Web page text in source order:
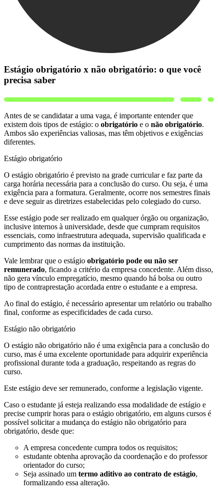
Estágio obrigatório x não obrigatório: o que você
precisa saber
Antes de se candidatar a uma vaga, é importante entender que
existem dois tipos de estágio: o obrigatório e o não obrigatório.
Ambos são experiências valiosas, mas têm objetivos e exigências
diferentes.
Estágio obrigatório
O estágio obrigatório é previsto na grade curricular e faz parte da
carga horária necessária para a conclusão do curso. Ou seja, é uma
exigência para a formatura. Geralmente, ocorre nos semestres finais
e deve seguir as diretrizes estabelecidas pelo colegiado do curso.
Esse estágio pode ser realizado em qualquer órgão ou organização,
inclusive internos à universidade, desde que cumpram requisitos
essenciais, como infraestrutura adequada, supervisão qualificada e
cumprimento das normas da instituição.
Vale lembrar que o estágio obrigatório pode ou não ser
remunerado, ficando a critério da empresa concedente. Além disso,
não gera vínculo empregatício, mesmo quando há bolsa ou outro
tipo de contraprestação acordada entre o estudante e a empresa.
Ao final do estágio, é necessário apresentar um relatório ou trabalho
final, conforme as especificidades de cada curso.
Estágio não obrigatório
O estágio não obrigatório não é uma exigência para a conclusão do
curso, mas é uma excelente oportunidade para adquirir experiência
profissional durante toda a graduação, respeitando as regras do
curso.
Este estágio deve ser remunerado, conforme a legislação vigente.
Caso o estudante já esteja realizando essa modalidade de estágio e
precise cumprir horas para o estágio obrigatório, em alguns cursos é
possível solicitar a mudança do estágio não obrigatório para
obrigatório, desde que:
A empresa concedente cumpra todos os requisitos;
estudante obtenha aprovação da coordenação e do professor
orientador do curso;
Seja assinado um termo aditivo ao contrato de estágio,
formalizando essa alteração.